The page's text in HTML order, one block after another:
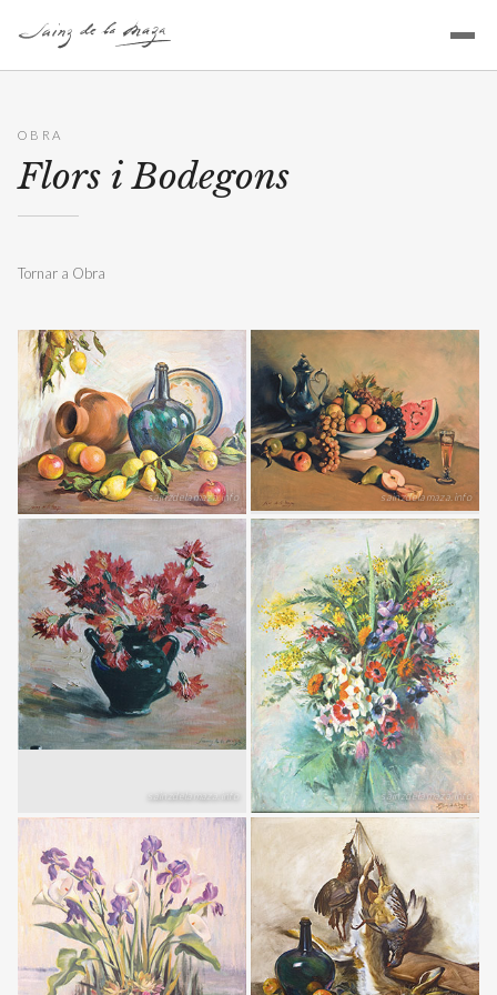
OBRA
Flors i Bodegons
Tornar a Obra
Los limones (aprox. 1965)
65 × 81 cm · Óleo sobre lienzo
La tetera (aprox. 1970)
73 × 92 cm · Óleo sobre lienzo
Claveles (aprox. 1935)
39 × 39 cm · Óleo sobre tabla
Flores de campo (1962)
100 × 81 cm · Óleo sobre lienzo